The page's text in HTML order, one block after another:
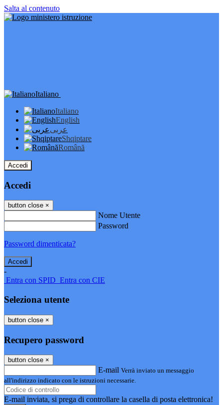
Salta al contenuto
Italiano
Italiano
English
عربى
Shqiptare
Română
Accedi
Accedi
button close ×
Nome Utente
Password
Password dimenticata?
-
Entra con SPID Entra con CIE
Seleziona utente
button close ×
Recupero password
button close ×
E-mail Verrà inviato un messaggio
all'indirizzo indicato con le istruzioni necessarie.
E-mail inviata, si prega di controllare la casella di posta elettronica!